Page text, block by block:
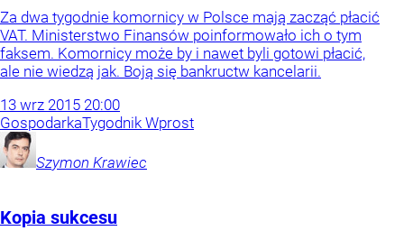
Za dwa tygodnie komornicy w Polsce mają zacząć płacić
VAT. Ministerstwo Finansów poinformowało ich o tym
faksem. Komornicy może by i nawet byli gotowi płacić,
ale nie wiedzą jak. Boją się bankructw kancelarii.
13 wrz 2015 20:00
GospodarkaTygodnik Wprost
Szymon Krawiec
Kopia sukcesu